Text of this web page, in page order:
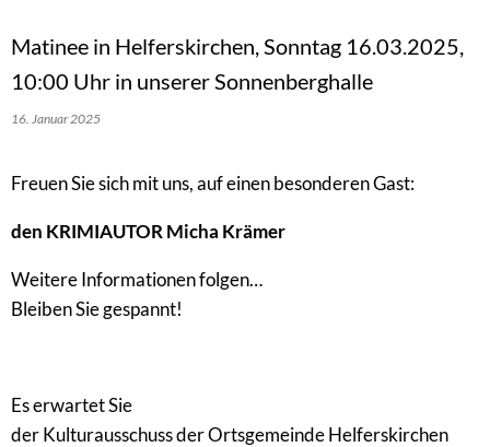
Matinee in Helferskirchen, Sonntag 16.03.2025,
10:00 Uhr in unserer Sonnenberghalle
16. Januar 2025
Freuen Sie sich mit uns, auf einen besonderen Gast:
den KRIMIAUTOR Micha Krämer
Weitere Informationen folgen…
Bleiben Sie gespannt!
Es erwartet Sie
der Kulturausschuss der Ortsgemeinde Helferskirchen